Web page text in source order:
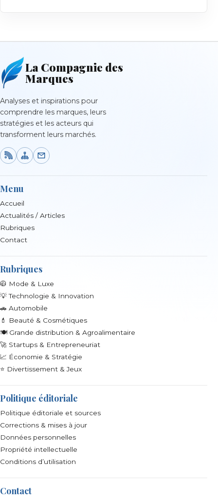
La Compagnie des
Marques
Analyses et inspirations pour
comprendre les marques, leurs
stratégies et les acteurs qui
transforment leurs marchés.
Menu
Accueil
Actualités / Articles
Rubriques
Contact
Rubriques
🧥 Mode & Luxe
💡 Technologie & Innovation
🚗 Automobile
💄 Beauté & Cosmétiques
🍽️ Grande distribution & Agroalimentaire
🚀 Startups & Entrepreneuriat
📈 Économie & Stratégie
⭐ Divertissement & Jeux
Politique éditoriale
Politique éditoriale et sources
Corrections & mises à jour
Données personnelles
Propriété intellectuelle
Conditions d’utilisation
Contact